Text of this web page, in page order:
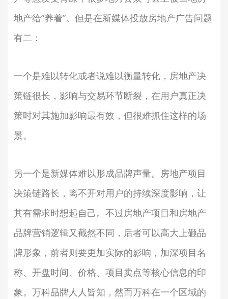
地产给“养着”。但是在新媒体投放房地产广告问题
有二：
一个是难以转化或者说难以衡量转化，房地产决
策链很长，影响与交易环节断裂，在用户真正决
策时对其施加影响最有效，但很难抓住这样的场
景。
另一个是新媒体难以形成品牌声量。房地产项目
决策链路长，离不开对用户的持续深度影响，让
其有需求时想起自己。不过房地产项目和房地产
品牌营销逻辑又截然不同，后者可以高大上砸品
牌形象，前者则要更加实际的影响，加深项目名
称、开盘时间、价格、项目卖点等核心信息的印
象。万科品牌人人皆知，然而万科在一个区域的